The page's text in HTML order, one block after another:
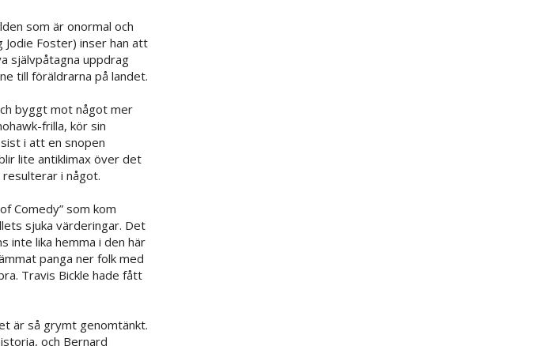
som är onormal och
Foster) inser han att
självpåtagna uppdrag
till föräldrarna på landet.
byggt mot något mer
frilla, kör sin
i att en snopen
lite antiklimax över det
resulterar i något.
Comedy” som kom
sjuka värderingar. Det
inte lika hemma i den här
panga ner folk med
Travis Bickle hade fått
är så grymt genomtänkt.
och Bernard